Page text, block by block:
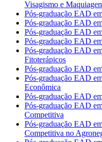
Visagismo e
Pós-graduação EAD
Pós-graduação EAD
Pós-graduação EAD
Pós-graduação EAD
Pós-graduação EAD
Fitoterápicos
Pós-graduação EAD
Pós-graduação EAD
Econômica
Pós-graduação EAD
Pós-graduação EAD
Competitiva
Pós-graduação EAD
Competitiva no